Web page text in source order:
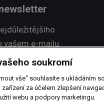
vašem e-mailu.
soukromí
vše“ souhlasíte s ukládáním
za účelem zlepšení
webu a podpory marketingu.